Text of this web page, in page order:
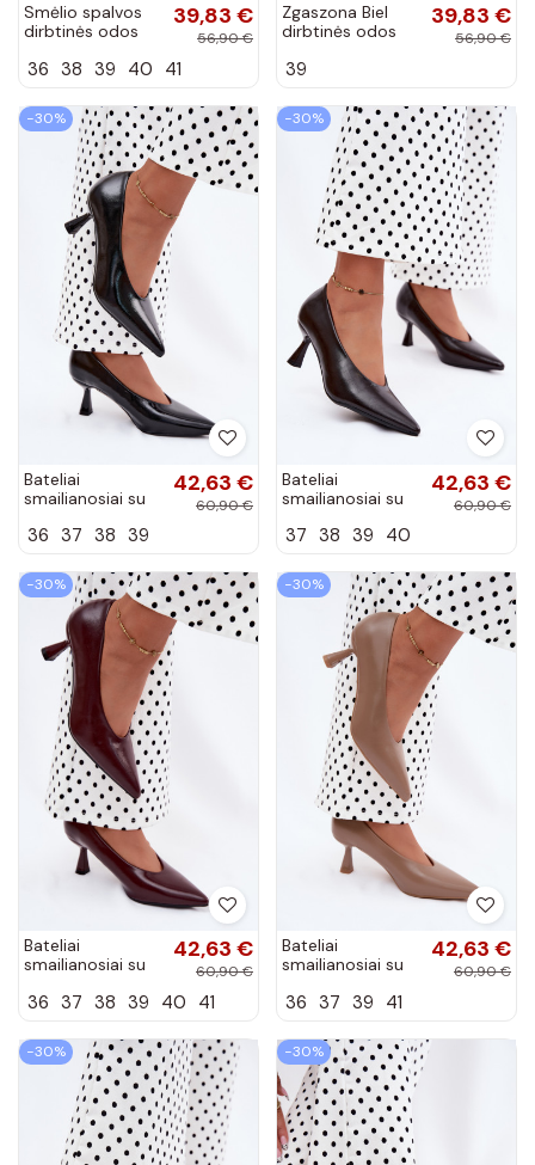
Smėlio spalvos
dirbtinės odos
bateliai su lako
39,83 €
56,90 €
36 38 39 40 41
Zgaszona Biel
dirbtinės odos
bateliai su lako
39,83 €
56,90 €
39
−30%
Bateliai
smailianosiai su
spalvos Silenta
42,63 €
60,90 €
36 37 38 39
−30%
Bateliai
smailianosiai su
CzekoladoĮe
42,63 €
60,90 €
37 38 39 40
−30%
Bateliai
smailianosiai su
spalvos Silenta
42,63 €
60,90 €
36 37 38 39 40 41
−30%
Bateliai
smailianosiai su
spalvos Silenta
42,63 €
60,90 €
36 37 39 41
−30% −30%